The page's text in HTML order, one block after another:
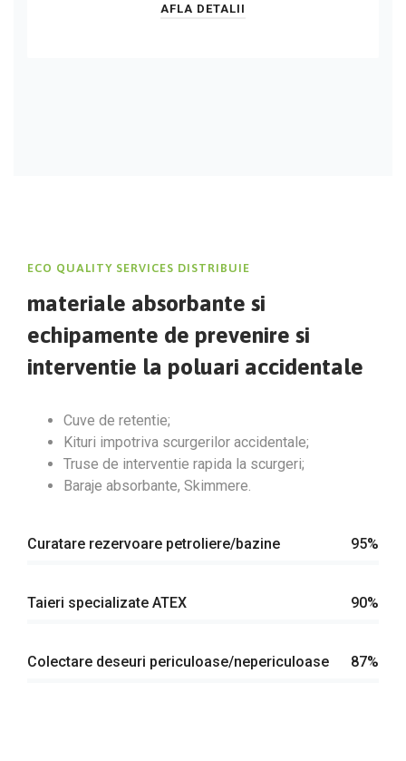
AFLA DETALII
ECO QUALITY SERVICES DISTRIBUIE
materiale absorbante si
echipamente de prevenire si
interventie la poluari accidentale
Cuve de retentie;
Kituri impotriva scurgerilor accidentale;
Truse de interventie rapida la scurgeri;
Baraje absorbante, Skimmere.
Curatare rezervoare petroliere/bazine 95%
Taieri specializate ATEX 90%
Colectare deseuri periculoase/nepericuloase 87%